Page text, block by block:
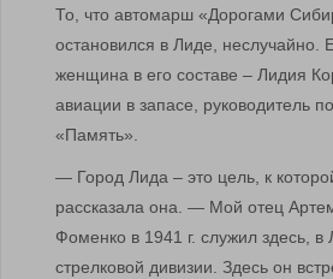
То, что автомарш «Дорогами
остановился в Лиде, неслучайно.
женщина в его составе – Лидия
авиации в запасе, руководитель
«Память».
— Город Лида – это цель, к
рассказала она. — Мой отец
Фоменко в 1941 г. служил здесь, в
стрелковой дивизии. Здесь он